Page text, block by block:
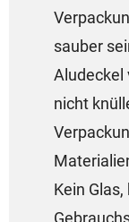
sauber
Aludeckel
nicht
Kein